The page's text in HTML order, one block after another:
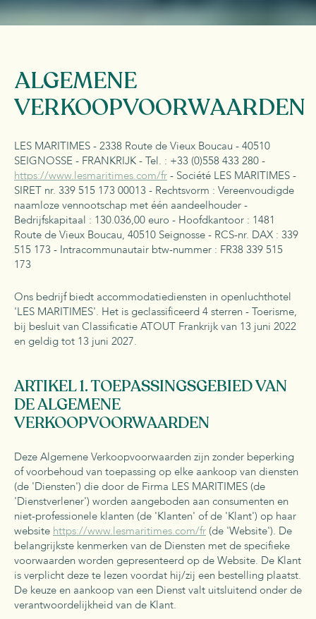
ALGEMENE
VERKOOPVOORWAARDEN
LES MARITIMES - 2338 Route de Vieux Boucau - 40510
SEIGNOSSE - FRANKRIJK - Tel. : +33 (0)558 433 280 -
https://www.lesmaritimes.com/fr - Société LES MARITIMES -
SIRET nr. 339 515 173 00013 - Rechtsvorm : Vereenvoudigde
naamloze vennootschap met één aandeelhouder -
Bedrijfskapitaal : 130.036,00 euro - Hoofdkantoor : 1481
Route de Vieux Boucau, 40510 Seignosse - RCS-nr. DAX : 339
515 173 - Intracommunautair btw-nummer : FR38 339 515
173
Ons bedrijf biedt accommodatiediensten in openluchthotel
'LES MARITIMES'. Het is geclassificeerd 4 sterren - Toerisme,
bij besluit van Classificatie ATOUT Frankrijk van 13 juni 2022
en geldig tot 13 juni 2027.
ARTIKEL 1. TOEPASSINGSGEBIED VAN
DE ALGEMENE
VERKOOPVOORWAARDEN
Deze Algemene Verkoopvoorwaarden zijn zonder beperking
of voorbehoud van toepassing op elke aankoop van diensten
(de 'Diensten') die door de Firma LES MARITIMES (de
'Dienstverlener') worden aangeboden aan consumenten en
niet-professionele klanten (de 'Klanten' of de 'Klant') op haar
website https://www.lesmaritimes.com/fr (de 'Website'). De
belangrijkste kenmerken van de Diensten met de specifieke
voorwaarden worden gepresenteerd op de Website. De Klant
is verplicht deze te lezen voordat hij/zij een bestelling plaatst.
De keuze en aankoop van een Dienst valt uitsluitend onder de
verantwoordelijkheid van de Klant.